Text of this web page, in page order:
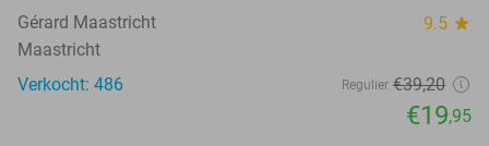
Gérard Maastricht 9.5 star
Maastricht
Verkocht: 486
Regulier €39,20
€19,95